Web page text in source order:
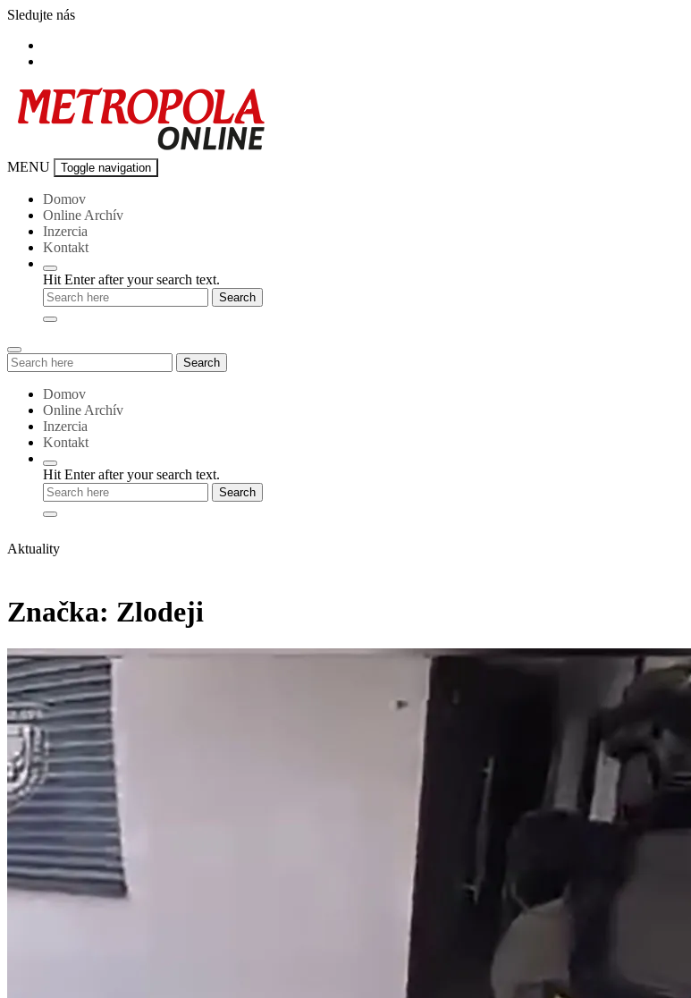
Skip
content
Sledujte nás
Metropola-
MENU Toggle navigation
Domov
Online Archív
Inzercia
Kontakt
Hit Enter after your search text.
Search
for:
Search
Domov
Online Archív
Inzercia
Kontakt
Hit Enter after your search text.
Aktuality
Značka: Zlodeji